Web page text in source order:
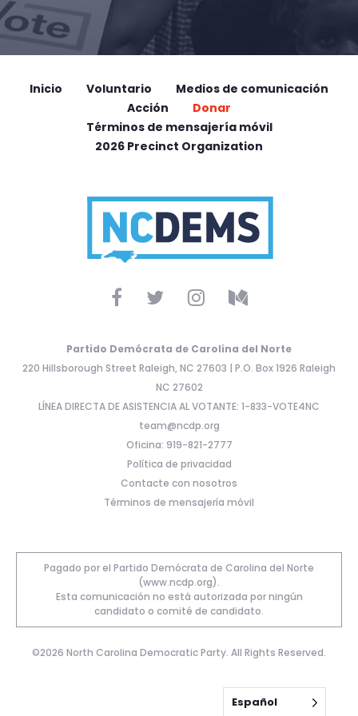
Inicio Voluntario
Medios de comunicación
Acción
Donar
Términos de mensajería móvil
2026 Precinct Organization
Partido Demócrata de Carolina del Norte
220 Hillsborough Street Raleigh, NC 27603 | P.O. Box 1926 Raleigh
NC 27602
LÍNEA DIRECTA DE ASISTENCIA AL VOTANTE: 1-833-VOTE4NC
team@ncdp.org
Oficina: 919-821-2777
Política de privacidad
Contacte con nosotros
Términos de mensajería móvil
Pagado por el Partido Demócrata de Carolina del Norte
(www.ncdp.org).
Esta comunicación no está autorizada por ningún
candidato o comité de candidato.
©2026 North Carolina Democratic Party. All Rights Reserved.
Español